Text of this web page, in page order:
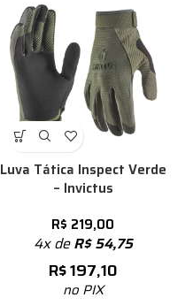
Luva Tática Inspect Verde
– Invictus
R$ 219,00
4x deR$54,75
R$197,10
no PIX